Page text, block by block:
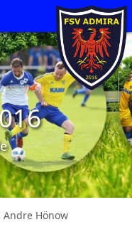
Andre Hönow